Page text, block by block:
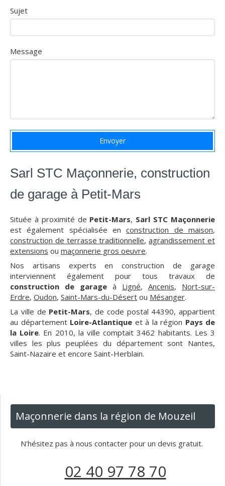
Sujet
Message
Envoyer
Sarl STC Maçonnerie, construction
de garage à Petit-Mars
Située à proximité de Petit-Mars, Sarl STC Maçonnerie
est également spécialisée enconstruction de maison,
construction de terrasse traditionnelle,agrandissement et
extensions ou maçonnerie gros oeuvre.
Nos artisans experts en construction de garage
interviennent également pour tous travaux de
construction de garage à Ligné, Ancenis, Nort-sur-
Erdre, Oudon, Saint-Mars-du-Désert ou Mésanger.
La ville de Petit-Mars, de code postal 44390, appartient
au département Loire-Atlantique et à la région Pays de
la Loire. En 2010, la ville comptait 3462 habitants. Les 3
villes les plus peuplées du département sont Nantes,
Saint-Nazaire et encore Saint-Herblain.
Maçonnerie dans la région de Mouzeil
N'hésitez pas à nous contacter pour un devis gratuit.
02 40 97 78 70